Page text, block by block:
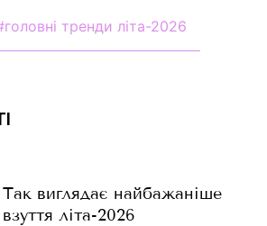
головні тренди літа-2026
Так виглядає найбажаніше
взуття літа-2026